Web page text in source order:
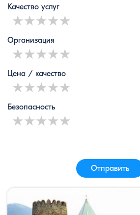
Качество услуг
4 stars
3 stars
2 stars
1 star
Организация
4 stars
3 stars
2 stars
1 star
Цена / качество
4 stars
3 stars
2 stars
1 star
Безопасность
4 stars
3 stars
2 stars
1 star
Отправить